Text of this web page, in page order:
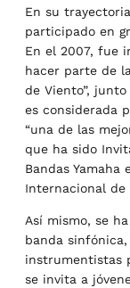
En su
participado en
En el 2007, fue
hacer parte de
de Viento”,
es considerada
“una de las
que ha sido
Bandas Yamaha
Internacional de
Así mismo, se
banda
instrumentistas
se invita a